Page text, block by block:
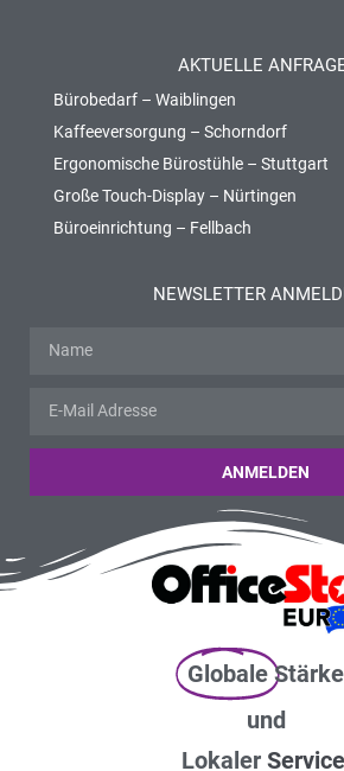
AKTUELLE
Bürobedarf – Waiblingen
Kaffeeversorgung – Schorndorf
Ergonomische Bürostühle – Stuttgart
Große Touch-Display – Nürtingen
Büroeinrichtung – Fellbach
NEWSLETTER
ANMELDEN
Globale Stärke
und
Lokaler